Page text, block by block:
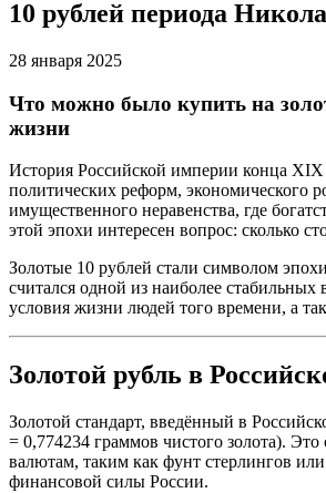
10 рублей периода
28 января 2025
Что можно было купить на
жизни
История Российской империи конца
политических реформ, экономического
имущественного неравенства, где
этой эпохи интересен вопрос: сколько
Золотые 10 рублей стали символом
считался одной из наиболее
условия жизни людей того времени, а
Золотой рубль в
Золотой стандарт, введённый в
= 0,774234 граммов чистого золота).
валютам, таким как фунт стерлингов
финансовой силы России.